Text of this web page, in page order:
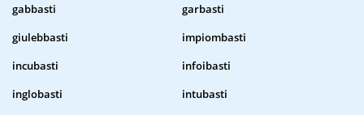
gabbasti
garbasti
giulebbasti
impiombasti
incubasti
infoibasti
inglobasti
intubasti